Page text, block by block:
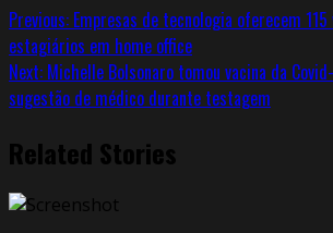
Previous: Empresas de tecnologia oferecem
estagiários em home office
Next: Michelle Bolsonaro tomou vacina da
sugestão de médico durante testagem
Related Stories